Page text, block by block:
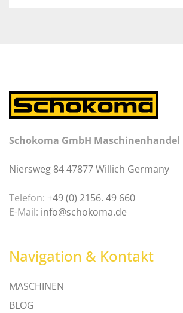
Schokoma GmbH Maschinenhandel
Niersweg 84 47877 Willich Germany
Telefon: +49 (0) 2156. 49 660
E-Mail: info@schokoma.de
Navigation & Kontakt
MASCHINEN
BLOG